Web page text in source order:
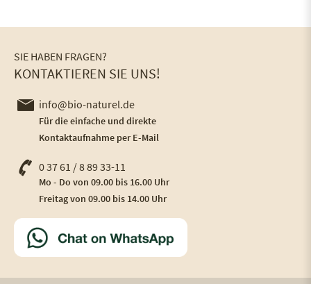
SIE HABEN FRAGEN?
KONTAKTIEREN SIE UNS!
info@bio-naturel.de
Für die einfache und direkte
Kontaktaufnahme per E-Mail
0 37 61 / 8 89 33-11
Mo - Do von 09.00 bis 16.00 Uhr
Freitag von 09.00 bis 14.00 Uhr